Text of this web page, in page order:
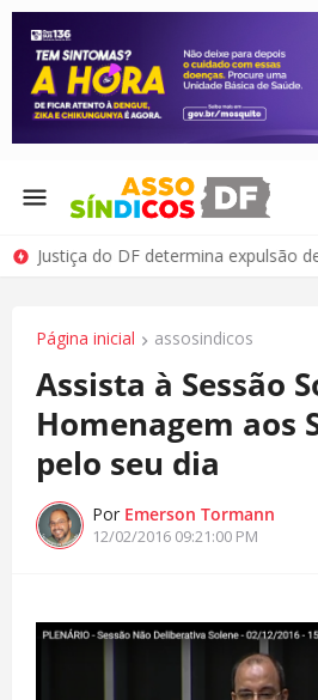
Página inicial assosindicos
Assista à Sessão
Homenagem aos
pelo seu dia
Por Emerson Tormann
12/02/2016 09:21:00 PM